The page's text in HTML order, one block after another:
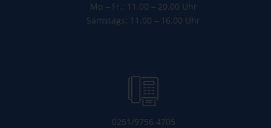
Mo – Fr.: 11.00 – 20.00 Uhr
Samstags: 11.00 – 16.00 Uhr
0251/9756 4705